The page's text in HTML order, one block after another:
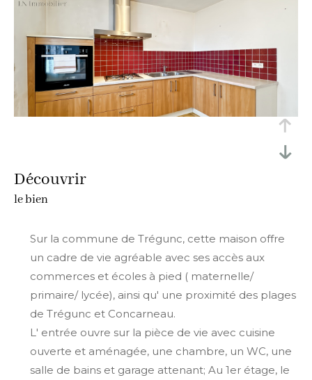
découvrir
le bien
Sur la commune de Trégunc, cette maison offre
un cadre de vie agréable avec ses accès aux
commerces et écoles à pied ( maternelle/
primaire/ lycée), ainsi qu' une proximité des plages
de Trégunc et Concarneau.
L' entrée ouvre sur la pièce de vie avec cuisine
ouverte et aménagée, une chambre, un WC, une
salle de bains et garage attenant; Au 1er étage, le